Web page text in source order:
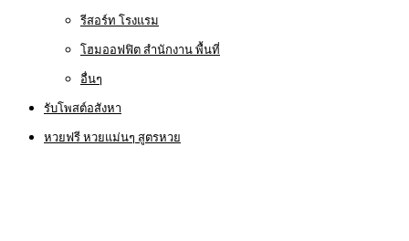
รีสอร์ท โรงแรม
โฮมออฟฟิต สำนักงาน พื้นที่
อื่นๆ
รับโพสต์อสังหา
หวยฟรี หวยแม่นๆ สูตรหวย